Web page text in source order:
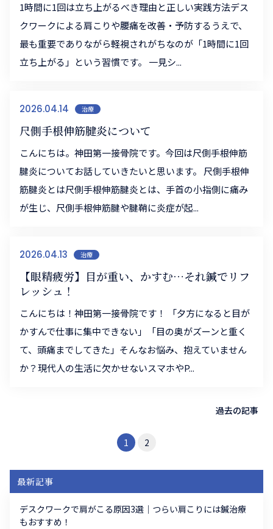
1時間に1回は立ち上がるべき理由と正しい実践方法デス
クワークによる肩こりや腰痛を改善・予防するうえで、
最も重要でありながら軽視されがちなのが「1時間に1回
立ち上がる」という習慣です。 一見シ...
2026.04.14 治療
尺側手根伸筋腱炎について
こんにちは。神田第一接骨院です。今回は尺側手根伸筋
腱炎についてお話していきたいと思います。 尺側手根伸
筋腱炎とは尺側手根伸筋腱炎とは、手首の小指側に痛み
が生じ、尺側手根伸筋腱や腱鞘に炎症が起...
2026.04.13 治療
【眼精疲労】目が重い、かすむ…それ鍼でリフ
レッシュ！
こんにちは！神田第一接骨院です！ 「夕方になると目が
かすんで仕事に集中できない」「目の奥がズーンと重く
て、頭痛までしてきた」そんなお悩み、抱えていません
か？現代人の生活に欠かせないスマホやP...
1 2
過去の記事
最新記事
デスクワークで肩がこる原因3選｜つらい肩こりには鍼治療
もおすすめ！